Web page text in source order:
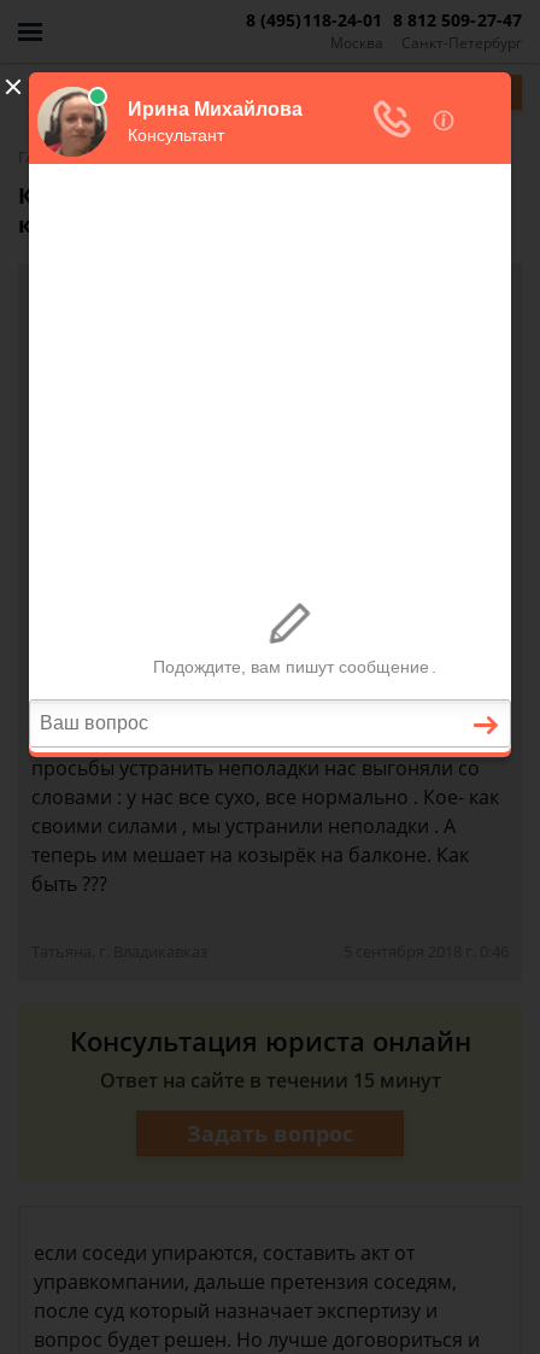
Москва
8 (495)118-24-01
Санкт-Петербург
8 812 509-27-47
Главная-FAQ
Как грамотно разрешить спор по поводу
козырька на балконе?
до такой степени , что у нас перегорела вся
проводка , произошло замыкание . По квартире
пошёл грибок , она не успевала просыхать ,
делали косметический ремонт , но все напрасно ,
потому что все повторялось заново . На наши
просьбы устранить неполадки нас выгоняли со
словами : у нас все сухо, все нормально . Кое- как
своими силами , мы устранили неполадки . А
теперь им мешает на козырёк на балконе. Как
быть ???
Консультация юриста онлайн
Ответ на сайте в течении 15 минут
Задать вопрос
если соседи упираются, составить акт от
управкомпании, дальше претензия соседям,
после суд который назначает экспертизу и
вопрос будет решен. Но лучше договориться и